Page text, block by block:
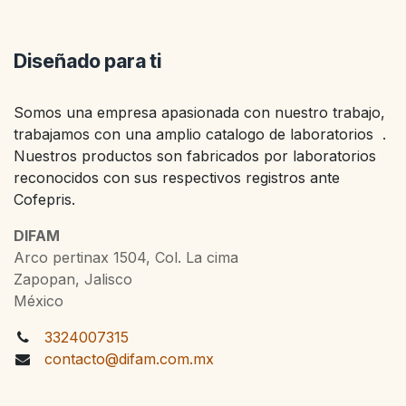
Diseñado para ti
Somos una empresa apasionada con nuestro trabajo,
trabajamos con una amplio catalogo de laboratorios .
Nuestros productos son fabricados por laboratorios
reconocidos con sus respectivos registros ante
Cofepris.
DIFAM
Arco pertinax 1504, Col. La cima
Zapopan, Jalisco
México
3324007315
contacto@difam.com.mx